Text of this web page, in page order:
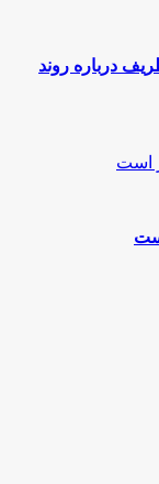
درباره روند